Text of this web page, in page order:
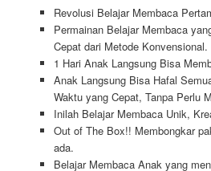
Revolusi Belajar Membaca
Permainan Belajar Membaca
Cepat dari Metode Konvensional.
1 Hari Anak Langsung Bisa
Anak Langsung Bisa Hafal
Waktu yang Cepat, Tanpa Perlu
Inilah Belajar Membaca Unik,
Out of The Box!! Membongkar
ada.
Belajar Membaca Anak yang